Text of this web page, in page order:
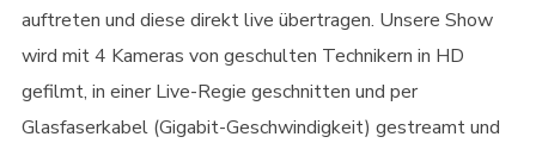
auftreten und diese direkt live übertragen. Unsere Show
wird mit 4 Kameras von geschulten Technikern in HD
gefilmt, in einer Live-Regie geschnitten und per
Glasfaserkabel (Gigabit-Geschwindigkeit) gestreamt und